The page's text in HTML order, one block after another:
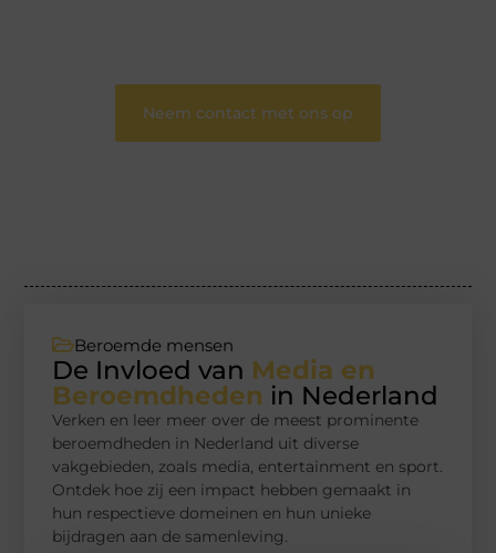
Neem contact met ons op
Beroemde mensen
De Invloed van Media en
Beroemdheden in Nederland
Verken en leer meer over de meest prominente
beroemdheden in Nederland uit diverse
vakgebieden, zoals media, entertainment en sport.
Ontdek hoe zij een impact hebben gemaakt in
hun respectieve domeinen en hun unieke
bijdragen aan de samenleving.